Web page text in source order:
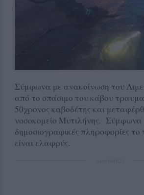
Σύμφωνα με ανακοίνωση του
από το σπάσιμο του κάβου
50χρονος καβοδέτης και
νοσοκομείο Μυτιλήνης. Σύμφωνα
δημοσιογραφικές πληροφορίες το
είναι ελαφρύς.